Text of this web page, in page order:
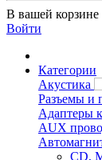
В вашей корзине
Войти
Категории
Акустика
Разъемы и
Адаптеры
AUX
CD,